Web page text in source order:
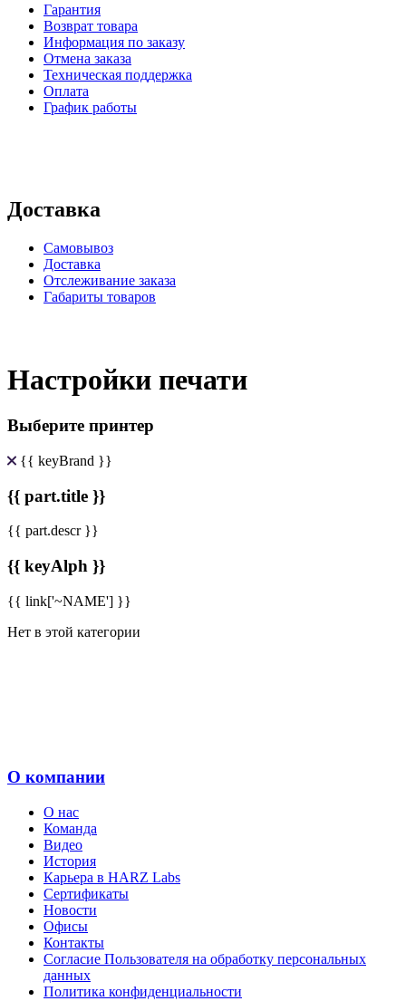
Гарантия
Возврат товара
Информация по заказу
Отмена заказа
Техническая поддержка
Оплата
График работы
Доставка
Самовывоз
Доставка
Отслеживание заказа
Габариты товаров
Настройки печати
Выберите принтер
{{ keyBrand }}
{{ part.title }}
{{ part.descr }}
{{ keyAlph }}
{{ link['~NAME'] }}
Нет в этой категории
О компании
О нас
Команда
Видео
История
Карьера в HARZ Labs
Сертификаты
Новости
Офисы
Контакты
Согласие Пользователя на обработку персональных
данных
Политика конфиденциальности